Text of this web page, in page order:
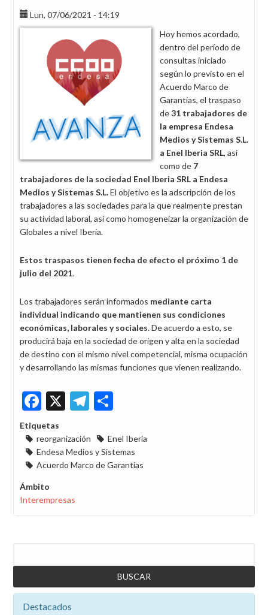
Lun, 07/06/2021 - 14:19
Hoy hemos acordado,
dentro del período de
consultas iniciado
según lo previsto en el
Acuerdo Marco de
Garantías, el traspaso
de31 trabajadores de
la empresa Endesa
Medios y Sistemas S.L.
a Enel Iberia SRL, así
como de 7
trabajadores de la sociedad Enel Iberia SRL a Endesa
Medios y Sistemas S.L.El objetivo es la adscripción de los
trabajadores a las sociedades para la que realmente prestan
su actividad laboral, así como homogeneizar la organización de
Globales a nivel Iberia.
Estos traspasos tienen fecha de efecto el próximo 1 de
julio del 2021.
Los trabajadores serán informados mediante carta
individual indicando que mantienen sus condiciones
económicas, laborales y sociales. De acuerdo a esto, se
producirá baja en la sociedad de origen y alta en la sociedad
de destino con el mismo nivel competencial, misma ocupación
y desarrollando las mismas funciones que vienen realizando.
Facebook
X Telegram
Etiquetas
reorganización
Enel Iberia
Endesa Medios y Sistemas
Acuerdo Marco de Garantías
Ámbito
Interempresas
Destacados